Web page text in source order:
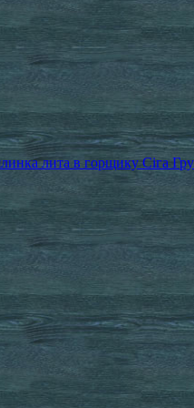
лита в горщику Сіга